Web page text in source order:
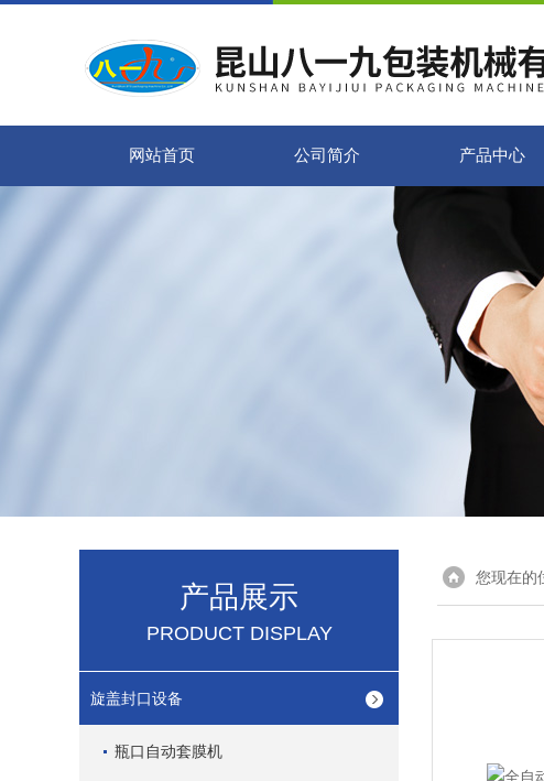
网站首页 公司简介 产品中心
产品展示
PRODUCT DISPLAY
旋盖封口设备
瓶口自动套膜机
您现在的